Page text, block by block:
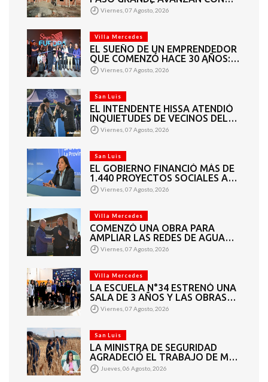
MAMPOSTERÍA E
INSTALACIONES
Viernes, 07 Agosto, 2026
Villa Mercedes
EL SUEÑO DE UN EMPRENDEDOR
QUE COMENZÓ HACE 30 AÑOS:
SUPER EUROPA INAUGURÓ SU
CUARTA SUCURSAL EN VILLA
Viernes, 07 Agosto, 2026
San Luis
EL INTENDENTE HISSA ATENDIÓ
INQUIETUDES DE VECINOS DEL
BARRIO AMPPARE
Viernes, 07 Agosto, 2026
San Luis
EL GOBIERNO FINANCIÓ MÁS DE
1.440 PROYECTOS SOCIALES A
2.200 ENTIDADES DE TODA LA
PROVINCIA
Viernes, 07 Agosto, 2026
Villa Mercedes
COMENZÓ UNA OBRA PARA
AMPLIAR LAS REDES DE AGUA
POTABLE Y CLOACAS EN VILLA
MERCEDES
Viernes, 07 Agosto, 2026
Villa Mercedes
LA ESCUELA N°34 ESTRENÓ UNA
SALA DE 3 AÑOS Y LAS OBRAS
QUE PERMITEN COMPLETAR EL
CICLO SECUNDARIO
Viernes, 07 Agosto, 2026
San Luis
LA MINISTRA DE SEGURIDAD
AGRADECIÓ EL TRABAJO DE MÁS
DE 200 EFECTIVOS QUE
PARTICIPARON EN LA BÚSQUEDA
Jueves, 06 Agosto, 2026